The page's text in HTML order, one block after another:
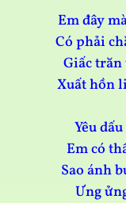
Em đây
Có phải
Giấc
Xuất hồn
Yêu
Em có
Sao ánh
Ưng